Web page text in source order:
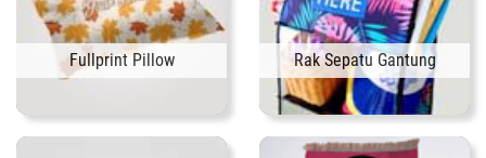
Fullprint Pillow Rak Sepatu Gantung